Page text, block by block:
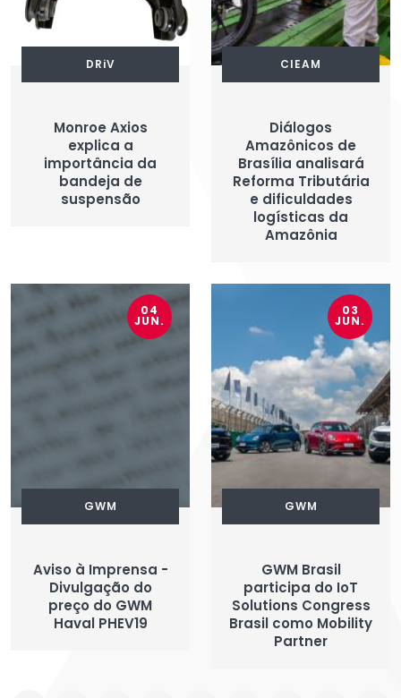
DRiV
Monroe Axios
explica a
importância da
bandeja de
suspensão
CIEAM
Diálogos
Amazônicos de
Brasília analisará
Reforma Tributária
e dificuldades
logísticas da
Amazônia
04
JUN.
GWM
Aviso à Imprensa -
Divulgação do
preço do GWM
Haval PHEV19
03
JUN.
GWM
GWM Brasil
participa do IoT
Solutions Congress
Brasil como Mobility
Partner